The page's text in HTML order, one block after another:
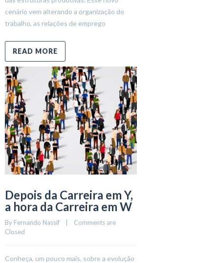
cenário vem alterando a organização do
trabalho, as relações de emprego
READ MORE
Depois da Carreira em Y,
a hora da Carreira em W
By Fernando Nassif
    |
Comments are
Closed
Conheça, um pouco mais, sobre a evolução